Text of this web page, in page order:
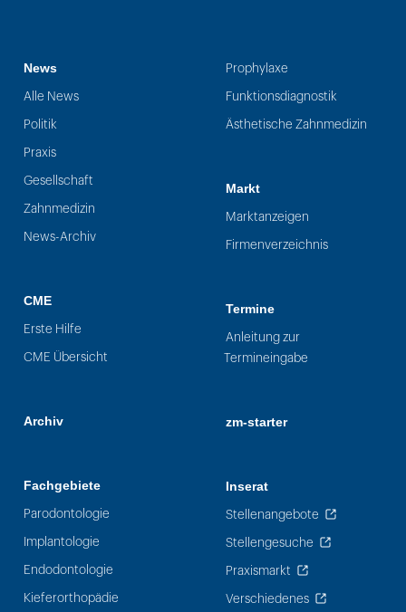
News
Alle News
Politik
Praxis
Gesellschaft
Zahnmedizin
News-Archiv
CME
Erste Hilfe
CME Übersicht
Archiv
Fachgebiete
Parodontologie
Implantologie
Endodontologie
Kieferorthopädie
Prophylaxe
Funktionsdiagnostik
Ästhetische Zahnmedizin
Markt
Marktanzeigen
Firmenverzeichnis
Termine
Anleitung zur
Termineingabe
zm-starter
Inserat
Stellenangebote
Stellengesuche
Praxismarkt
Verschiedenes